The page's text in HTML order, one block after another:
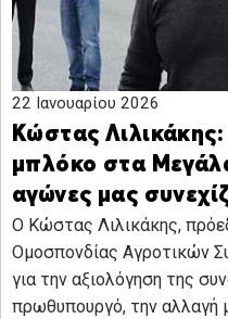
22 Ιανουαρίου 2026
Κώστας
μπλόκο στα
αγώνες μας
Ο Κώστας Λιλικάκης,
Ομοσπονδίας Αγροτικών
για την αξιολόγηση της
πρωθυπουργό, την